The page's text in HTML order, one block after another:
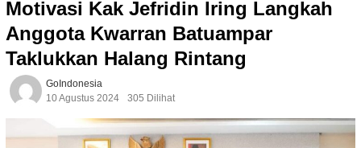
Motivasi Kak Jefridin Iring Langkah
Anggota Kwarran Batuampar
Taklukkan Halang Rintang
GoIndonesia
10 Agustus 2024
305 Dilihat